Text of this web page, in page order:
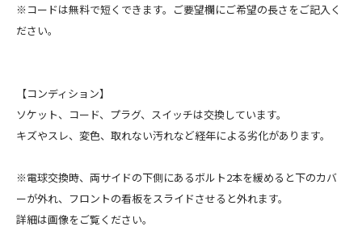
※コードは無料で短くできます。ご要望欄にご希望の長さをご記入く
ださい。
【コンディション】
ソケット、コード、プラグ、スイッチは交換しています。
キズやスレ、変色、取れない汚れなど経年による劣化があります。
※電球交換時、両サイドの下側にあるボルト2本を緩めると下のカバ
ーが外れ、フロントの看板をスライドさせると外れます。
詳細は画像をご覧ください。